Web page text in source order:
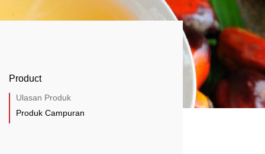
Product
Ulasan Produk
Produk Campuran